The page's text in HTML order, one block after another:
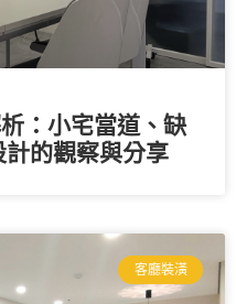
：小宅當道、缺
的觀察與分享
客廳裝潢